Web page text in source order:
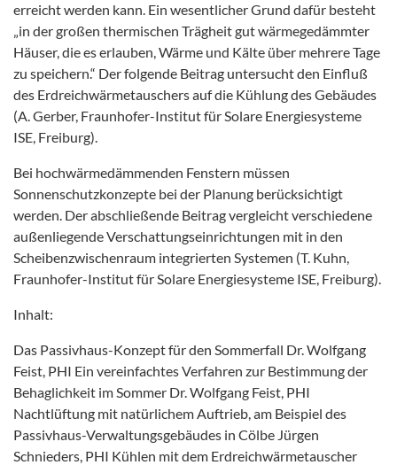
erreicht werden kann. Ein wesentlicher Grund dafür besteht
„in der großen thermischen Trägheit gut wärmegedämmter
Häuser, die es erlauben, Wärme und Kälte über mehrere Tage
zu speichern.“ Der folgende Beitrag untersucht den Einfluß
des Erdreichwärmetauschers auf die Kühlung des Gebäudes
(A. Gerber, Fraunhofer-Institut für Solare Energiesysteme
ISE, Freiburg).
Bei hochwärmedämmenden Fenstern müssen
Sonnenschutzkonzepte bei der Planung berücksichtigt
werden. Der abschließende Beitrag vergleicht verschiedene
außenliegende Verschattungseinrichtungen mit in den
Scheibenzwischenraum integrierten Systemen (T. Kuhn,
Fraunhofer-Institut für Solare Energiesysteme ISE, Freiburg).
Inhalt:
Das Passivhaus-Konzept für den Sommerfall Dr. Wolfgang
Feist, PHI Ein vereinfachtes Verfahren zur Bestimmung der
Behaglichkeit im Sommer Dr. Wolfgang Feist, PHI
Nachtlüftung mit natürlichem Auftrieb, am Beispiel des
Passivhaus-Verwaltungsgebäudes in Cölbe Jürgen
Schnieders, PHI Kühlen mit dem Erdreichwärmetauscher